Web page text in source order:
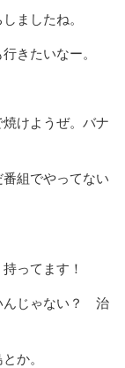
ましたね。
きたいなー。
けようぜ。バナ
組でやってない
ってます！
んじゃない？ 治
か。